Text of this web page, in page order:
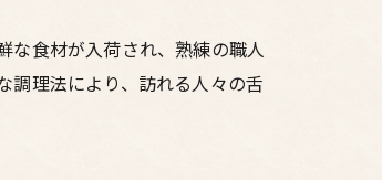
な食材が入荷され、熟練の職人
調理法により、訪れる人々の舌